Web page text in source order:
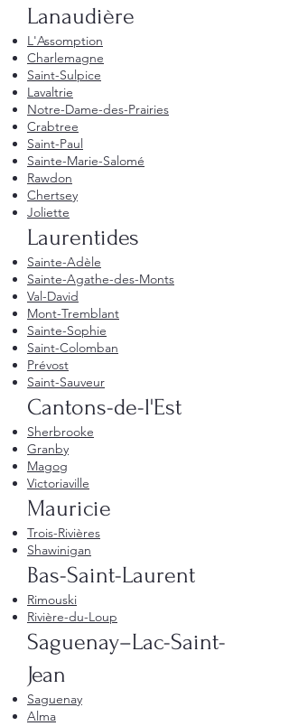
Lanaudière
L'Assomption
Charlemagne
Saint-Sulpice
Lavaltrie
Notre-Dame-des-Prairies
Crabtree
Saint-Paul
Sainte-Marie-Salomé
Rawdon
Chertsey
Joliette
Laurentides
Sainte-Adèle
Sainte-Agathe-des-Monts
Val-David
Mont-Tremblant
Sainte-Sophie
Saint-Colomban
Prévost
Saint-Sauveur
Cantons-de-l'Est
Sherbrooke
Granby
Magog
Victoriaville
Mauricie
Trois-Rivières
Shawinigan
Bas-Saint-Laurent
Rimouski
Rivière-du-Loup
Saguenay–Lac-Saint-
Jean
Saguenay
Alma